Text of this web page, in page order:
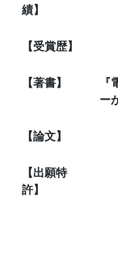
績】
【受賞歴】
【著書】
ー
【論文】
【出願特
許】